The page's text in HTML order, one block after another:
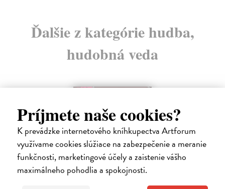
Príjmete naše cookies?
K prevádzke internetového kníhkupectva Artforum
využívame cookies slúžiace na zabezpečenie a meranie
funkčnosti, marketingové účely a zaistenie vášho
maximálneho pohodlia a spokojnosti.
Ďalšie z kategórie hudba,
hudobná veda